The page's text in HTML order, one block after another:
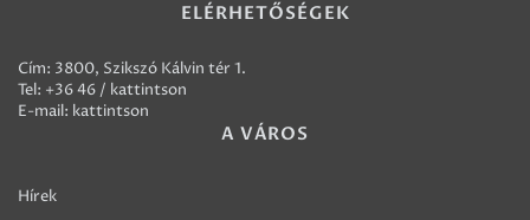
ELÉRHETŐSÉGEK
Cím: 3800, Szikszó Kálvin tér 1.
Tel: +36 46 / kattintson
E-mail: kattintson
A VÁROS
Hírek